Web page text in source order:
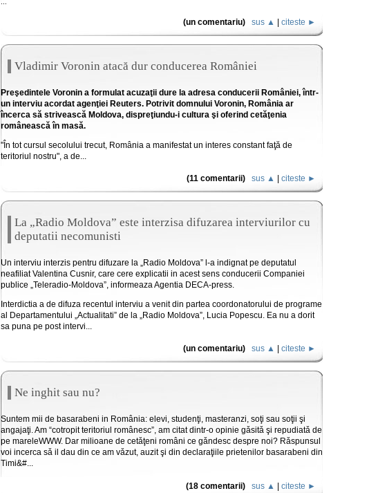
(un comentariu) sus ▲ citeste ►
Vladimir Voronin atacă dur conducerea României
Preşedintele Voronin a formulat acuzaţii dure la adresa conducerii României, într-
un interviu acordat agenţiei Reuters. Potrivit domnului Voronin, România ar
încerca să strivească Moldova, dispreţiundu-i cultura şi oferind cetăţenia
românească în masă.
"În tot cursul secolului trecut, România a manifestat un interes constant faţă de
teritoriul nostru", a de...
(11 comentarii) sus ▲ citeste ►
La „Radio Moldova” este interzisa difuzarea interviurilor cu
deputatii necomunisti
Un interviu interzis pentru difuzare la „Radio Moldova” l-a indignat pe deputatul
neafiliat Valentina Cusnir, care cere explicatii in acest sens conducerii Companiei
publice „Teleradio-Moldova”, informeaza Agentia DECA-press.
Interdictia a de difuza recentul interviu a venit din partea coordonatorului de programe
al Departamentului „Actualitati” de la „Radio Moldova”, Lucia Popescu. Ea nu a dorit
sa puna pe post intervi...
(un comentariu) sus ▲ citeste ►
Ne inghit sau nu?
Suntem mii de basarabeni in România: elevi, studenţi, masteranzi, soţi sau soţii şi
angajaţi. Am “cotropit teritoriul românesc”, am citat dintr-o opinie gǎsitǎ şi repudiatǎ de
pe mareleWWW. Dar milioane de cetǎţeni români ce gǎndesc despre noi? Rǎspunsul
voi incerca sǎ il dau din ce am vǎzut, auzit şi din declaraţiile prietenilor basarabeni din
Timi&#...
(18 comentarii) sus ▲ | citeste ►